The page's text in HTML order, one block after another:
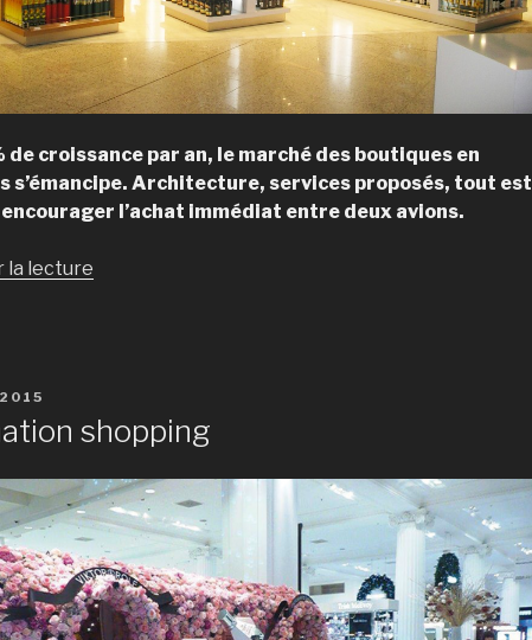
de croissance par an, le marché des boutiques en
s’émancipe. Architecture, services proposés, tout est
l’achat immédiat entre deux avions.
la lecture
shopping